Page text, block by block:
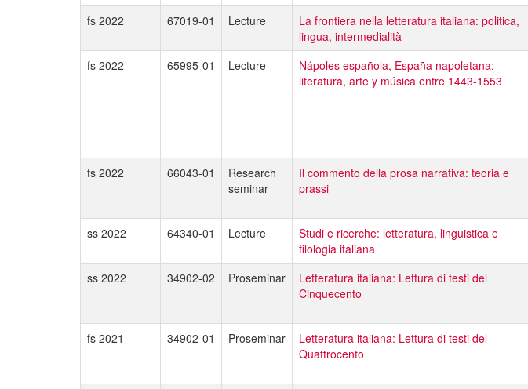
fs 2022
67019-01 Lecture
La frontiera nella letteratura italiana: politica,
lingua, intermedialità
fs 2022 65995-01 Lecture
Nápoles española, España napoletana:
literatura, arte y música entre 1443-1553
fs 2022 66043-01
Research
seminar
Il commento della prosa narrativa: teoria e
prassi
ss 2022
64340-01 Lecture
Studi e ricerche: letteratura, linguistica e
filologia italiana
ss 2022 34902-02 Proseminar
Letteratura italiana: Lettura di testi del
Cinquecento
fs 2021
34902-01 Proseminar
Letteratura italiana: Lettura di testi del
Quattrocento